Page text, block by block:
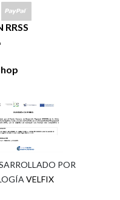
RRSS
POR
VELFIX